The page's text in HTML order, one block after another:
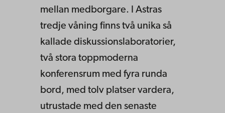
mellan medborgare. I Astras
tredje våning finns två unika så
kallade diskussionslaboratorier,
två stora toppmoderna
konferensrum med fyra runda
bord, med tolv platser vardera,
utrustade med den senaste